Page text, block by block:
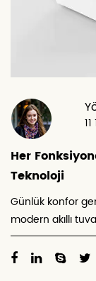
Her
Teknoloji
Günlük konfor
modern akıllı